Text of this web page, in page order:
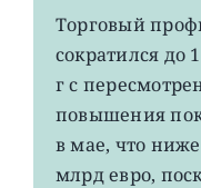
Торговый
сократился до
г с
повышения
в мае, что
млрд евро,